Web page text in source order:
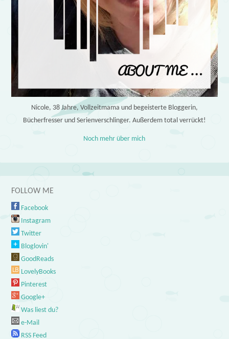
Nicole, 38 Jahre, Vollzeitmama und begeisterte Bloggerin,
Bücherfresser und Serienverschlinger. Außerdem total verrückt!
Noch mehr über mich
FOLLOW ME
Facebook
Instagram
Twitter
Bloglovin'
GoodReads
LovelyBooks
Pinterest
Google+
Was liest du?
e-Mail
RSS Feed